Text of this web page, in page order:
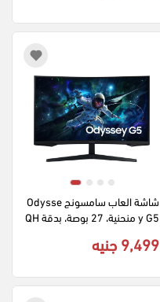
شاشة العاب سامسونج Odysse
y G5 منحنية، 27 بوصة، بدقة QH
2EMXEG
9,499 جنيه